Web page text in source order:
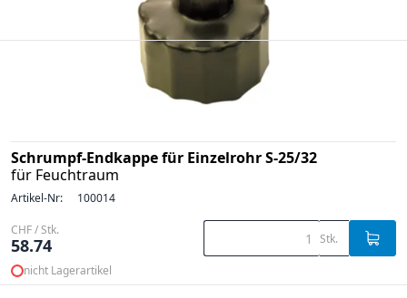
Schrumpf-Endkappe für Einzelrohr S-25/32
für Feuchtraum
Artikel-Nr: 100014
CHF / Stk.
58.74 Stk.
nicht Lagerartikel